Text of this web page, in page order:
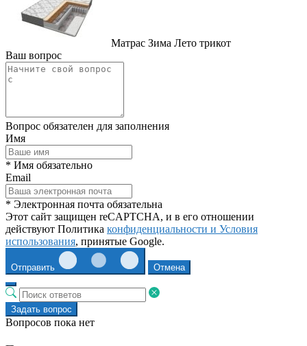
Матрас Зима Лето трикот
Ваш вопрос
Вопрос обязателен для заполнения
Имя
* Имя обязательно
Email
* Электронная почта обязательна
Этот сайт защищен reCAPTCHA, и в его отношении
действуют Политика конфиденциальности и Условия
использования, принятые Google.
Отправить Отмена
Задать вопрос
Вопросов пока нет